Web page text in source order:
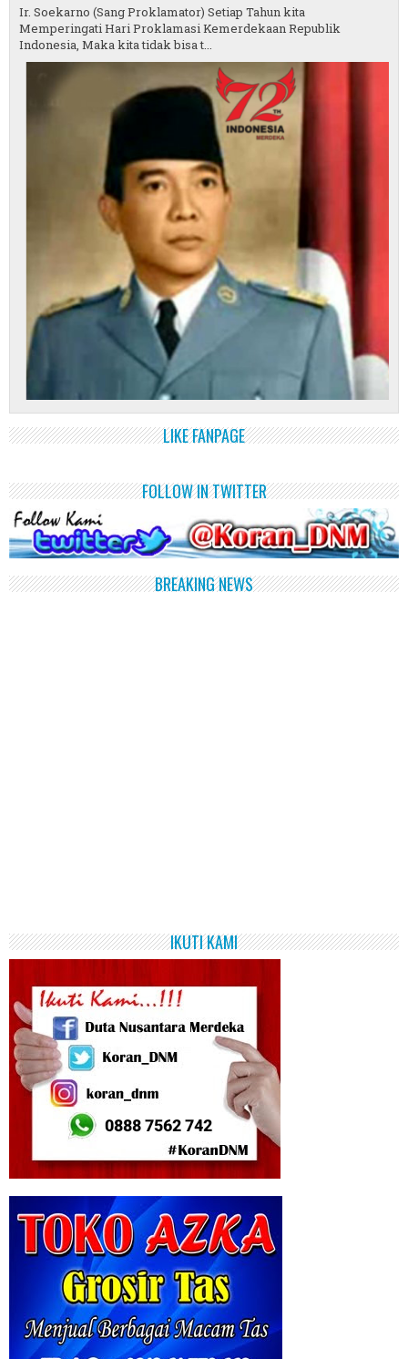
Ir. Soekarno (Sang Proklamator) Setiap Tahun kita
Memperingati Hari Proklamasi Kemerdekaan Republik
Indonesia, Maka kita tidak bisa t...
LIKE FANPAGE
FOLLOW IN TWITTER
BREAKING NEWS
IKUTI KAMI